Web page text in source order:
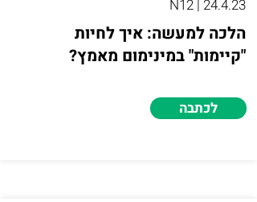
N12 | 24.4.23
הלכה למעשה: איך לחיות
"קיימות" במינימום מאמץ?
לכתבה